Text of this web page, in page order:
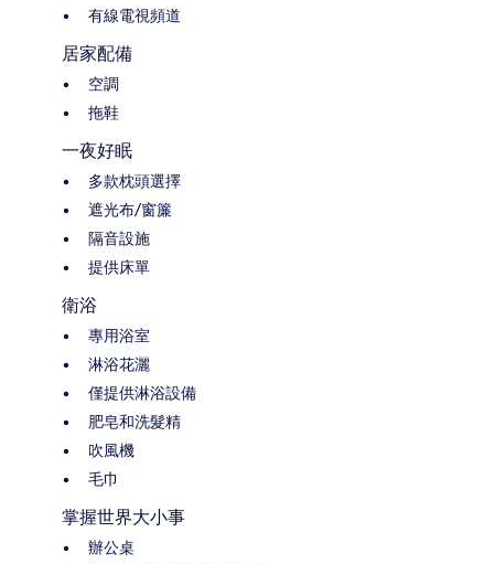
有線電視頻道
居家配備
空調
拖鞋
一夜好眠
多款枕頭選擇
遮光布/窗簾
隔音設施
提供床單
衛浴
專用浴室
淋浴花灑
僅提供淋浴設備
肥皂和洗髮精
吹風機
毛巾
掌握世界大小事
辦公桌